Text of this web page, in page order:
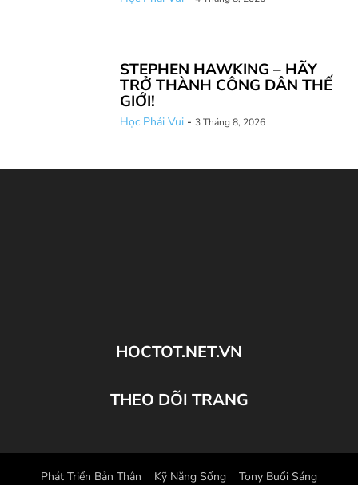
STEPHEN HAWKING – HÃY
TRỞ THÀNH CÔNG DÂN THẾ
GIỚI!
Học Phải Vui - 3 Tháng 8, 2026
HOCTOT.NET.VN
THEO DÕI TRANG
Phát Triển Bản Thân Kỹ Năng Sống Tony Buổi Sáng